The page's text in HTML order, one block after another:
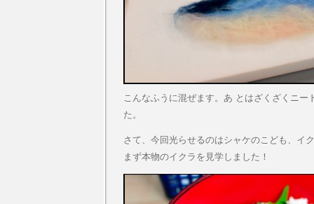
こんなふうに混ぜます。あ とはざくざくニー
た。
さて、今回光らせるのはシャケのこども、イ
まず本物のイクラを見学しました！